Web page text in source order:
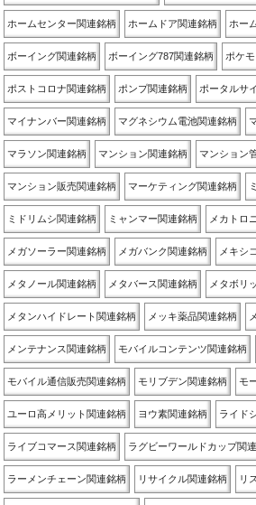
ホームセンター関連銘柄 ホームドア関連銘柄 ホー
ボーイング関連銘柄 ボーイング787関連銘柄 ポケ
ポストコロナ関連銘柄 ポンプ関連銘柄 ポータルサ
マイナンバー関連銘柄 マグネシウム電池関連銘柄
マラソン関連銘柄 マンション関連銘柄 マンション
マンション販売関連銘柄 マーケティング関連銘柄
ミドリムシ関連銘柄 ミャンマー関連銘柄 メカトロ
メガソーラー関連銘柄 メガバンク関連銘柄 メキシ
メタノール関連銘柄 メタバース関連銘柄 メタボリ
メタンハイドレート関連銘柄 メッキ薬品関連銘柄
メンテナンス関連銘柄 モバイルコンテンツ関連銘柄
モバイル通信販売関連銘柄 モリブデン関連銘柄 モ
ユーロ高メリット関連銘柄 ヨウ素関連銘柄 ライド
ライブコマース関連銘柄 ラグビーワールドカップ関
ラーメンチェーン関連銘柄 リサイクル関連銘柄 リ